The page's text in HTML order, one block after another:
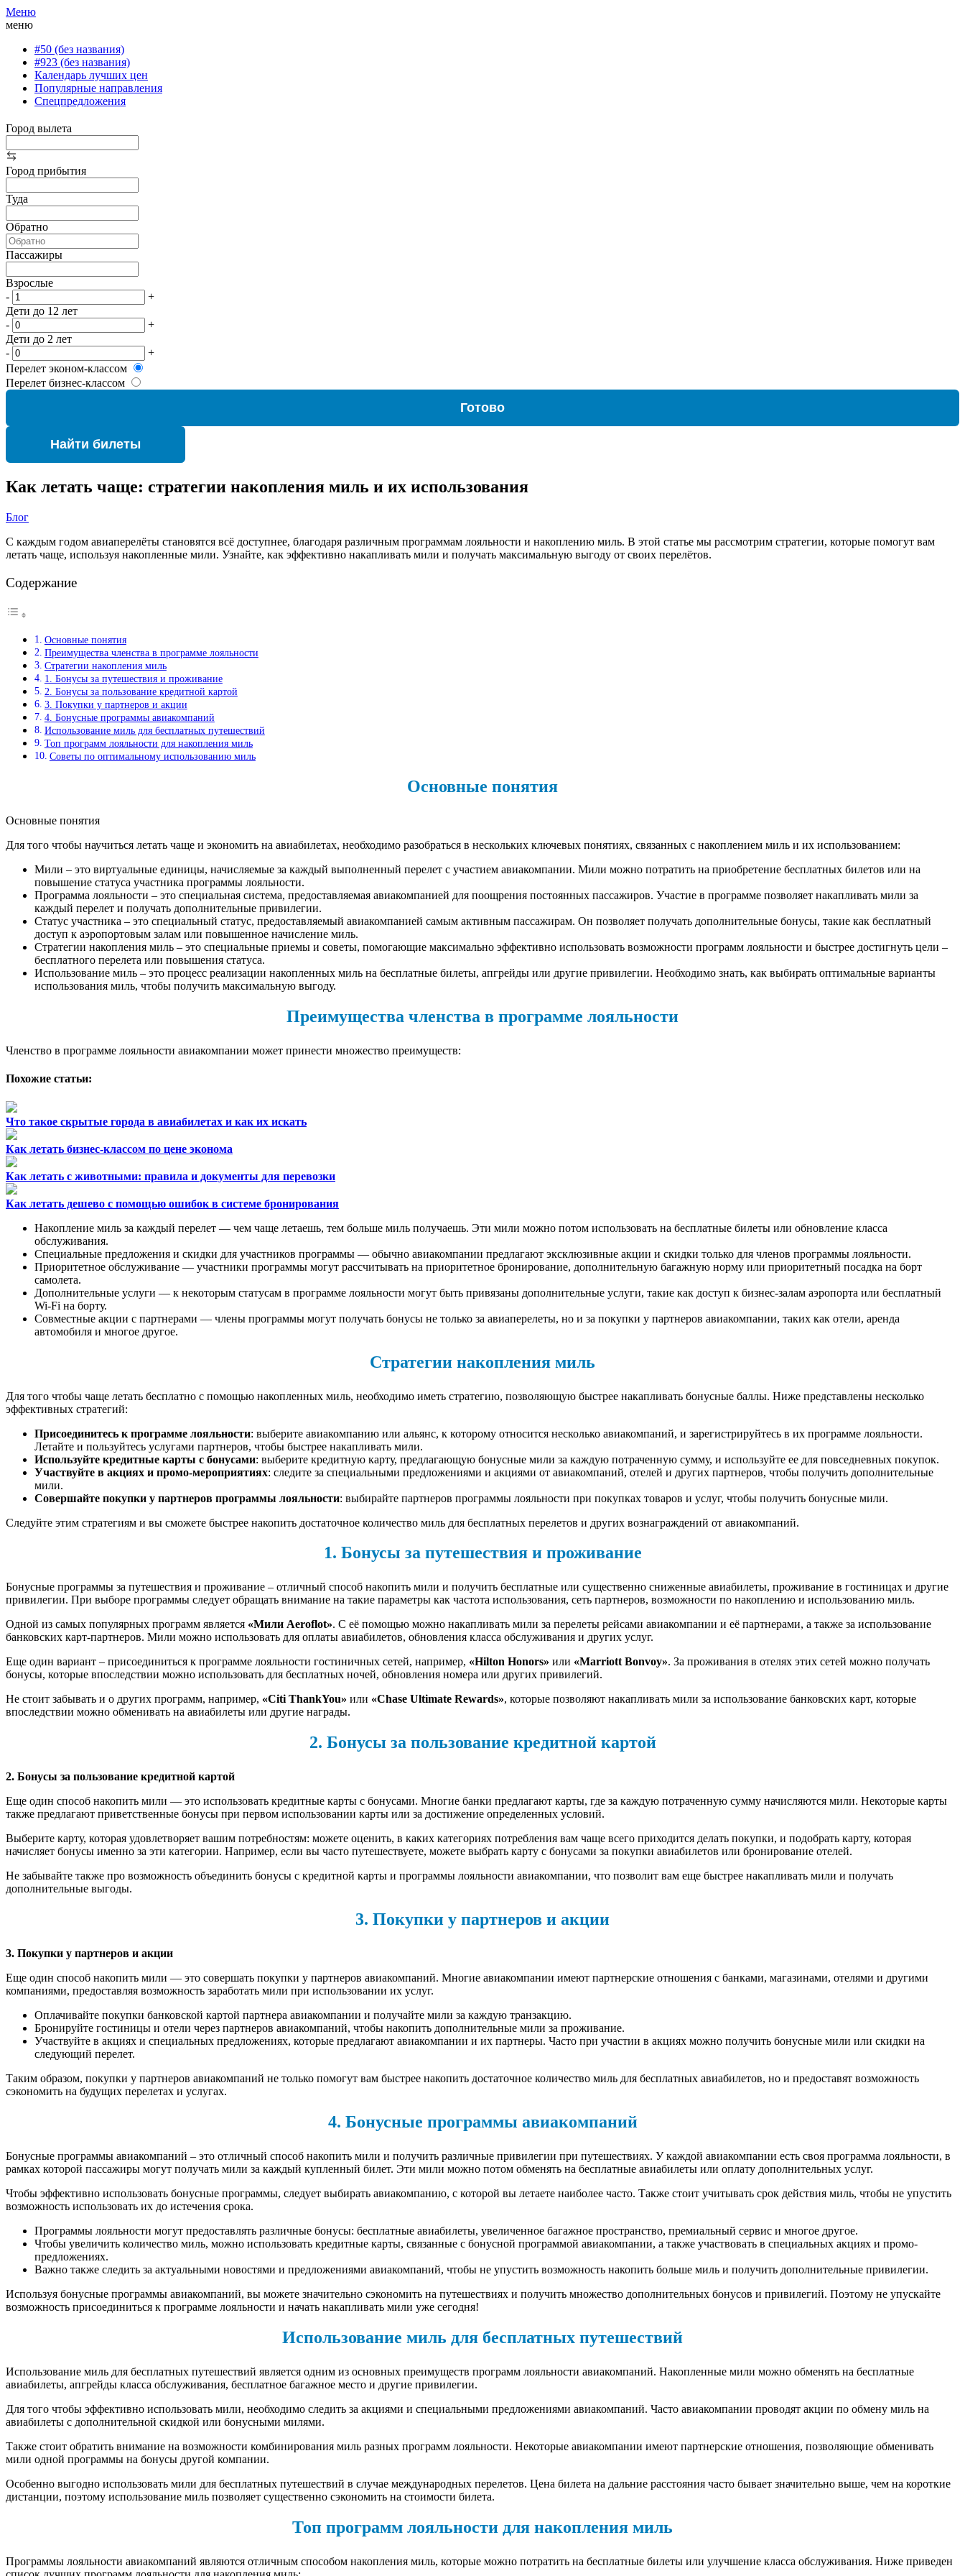
Меню
меню
#50 (без названия)
#923 (без названия)
Календарь лучших цен
Популярные направления
Спецпредложения
Город вылета
Город прибытия
Туда
Обратно
Пассажиры
Взрослые
-
+
Дети до 12 лет
-
+
Дети до 2 лет
-
+
Перелет эконом-классом
Перелет бизнес-классом
Готово
Найти билеты
Как летать чаще: стратегии накопления миль и их использования
Блог
С каждым годом авиаперелёты становятся всё доступнее, благодаря различным программам лояльности и накоплению миль. В этой статье мы рассмотрим стратегии, которые помогут вам
летать чаще, используя накопленные мили. Узнайте, как эффективно накапливать мили и получать максимальную выгоду от своих перелётов.
Содержание
Основные понятия
Преимущества членства в программе лояльности
Стратегии накопления миль
1. Бонусы за путешествия и проживание
2. Бонусы за пользование кредитной картой
3. Покупки у партнеров и акции
4. Бонусные программы авиакомпаний
Использование миль для бесплатных путешествий
Топ программ лояльности для накопления миль
Советы по оптимальному использованию миль
Основные понятия
Основные понятия
Для того чтобы научиться летать чаще и экономить на авиабилетах, необходимо разобраться в нескольких ключевых понятиях, связанных с накоплением миль и их использованием:
Мили – это виртуальные единицы, начисляемые за каждый выполненный перелет с участием авиакомпании. Мили можно потратить на приобретение бесплатных билетов или на
повышение статуса участника программы лояльности.
Программа лояльности – это специальная система, предоставляемая авиакомпанией для поощрения постоянных пассажиров. Участие в программе позволяет накапливать мили за
каждый перелет и получать дополнительные привилегии.
Статус участника – это специальный статус, предоставляемый авиакомпанией самым активным пассажирам. Он позволяет получать дополнительные бонусы, такие как бесплатный
доступ к аэропортовым залам или повышенное начисление миль.
Стратегии накопления миль – это специальные приемы и советы, помогающие максимально эффективно использовать возможности программ лояльности и быстрее достигнуть цели –
бесплатного перелета или повышения статуса.
Использование миль – это процесс реализации накопленных миль на бесплатные билеты, апгрейды или другие привилегии. Необходимо знать, как выбирать оптимальные варианты
использования миль, чтобы получить максимальную выгоду.
Преимущества членства в программе лояльности
Членство в программе лояльности авиакомпании может принести множество преимуществ:
Похожие статьи:
Что такое скрытые города в авиабилетах и как их искать
Как летать бизнес-классом по цене эконома
Как летать с животными: правила и документы для перевозки
Как летать дешево с помощью ошибок в системе бронирования
Накопление миль за каждый перелет — чем чаще летаешь, тем больше миль получаешь. Эти мили можно потом использовать на бесплатные билеты или обновление класса
обслуживания.
Специальные предложения и скидки для участников программы — обычно авиакомпании предлагают эксклюзивные акции и скидки только для членов программы лояльности.
Приоритетное обслуживание — участники программы могут рассчитывать на приоритетное бронирование, дополнительную багажную норму или приоритетный посадка на борт
самолета.
Дополнительные услуги — к некоторым статусам в программе лояльности могут быть привязаны дополнительные услуги, такие как доступ к бизнес-залам аэропорта или бесплатный
Wi-Fi на борту.
Совместные акции с партнерами — члены программы могут получать бонусы не только за авиаперелеты, но и за покупки у партнеров авиакомпании, таких как отели, аренда
автомобиля и многое другое.
Стратегии накопления миль
Для того чтобы чаще летать бесплатно с помощью накопленных миль, необходимо иметь стратегию, позволяющую быстрее накапливать бонусные баллы. Ниже представлены несколько
эффективных стратегий:
Присоединитесь к программе лояльности: выберите авиакомпанию или альянс, к которому относится несколько авиакомпаний, и зарегистрируйтесь в их программе лояльности.
Летайте и пользуйтесь услугами партнеров, чтобы быстрее накапливать мили.
Используйте кредитные карты с бонусами: выберите кредитную карту, предлагающую бонусные мили за каждую потраченную сумму, и используйте ее для повседневных покупок.
Участвуйте в акциях и промо-мероприятиях: следите за специальными предложениями и акциями от авиакомпаний, отелей и других партнеров, чтобы получить дополнительные
мили.
Совершайте покупки у партнеров программы лояльности: выбирайте партнеров программы лояльности при покупках товаров и услуг, чтобы получить бонусные мили.
Следуйте этим стратегиям и вы сможете быстрее накопить достаточное количество миль для бесплатных перелетов и других вознаграждений от авиакомпаний.
1. Бонусы за путешествия и проживание
Бонусные программы за путешествия и проживание – отличный способ накопить мили и получить бесплатные или существенно сниженные авиабилеты, проживание в гостиницах и другие
привилегии. При выборе программы следует обращать внимание на такие параметры как частота использования, сеть партнеров, возможности по накоплению и использованию миль.
Одной из самых популярных программ является «Мили Aeroflot». С её помощью можно накапливать мили за перелеты рейсами авиакомпании и её партнерами, а также за использование
банковских карт-партнеров. Мили можно использовать для оплаты авиабилетов, обновления класса обслуживания и других услуг.
Еще один вариант – присоединиться к программе лояльности гостиничных сетей, например, «Hilton Honors» или «Marriott Bonvoy». За проживания в отелях этих сетей можно получать
бонусы, которые впоследствии можно использовать для бесплатных ночей, обновления номера или других привилегий.
Не стоит забывать и о других программ, например, «Citi ThankYou» или «Chase Ultimate Rewards», которые позволяют накапливать мили за использование банковских карт, которые
впоследствии можно обменивать на авиабилеты или другие награды.
2. Бонусы за пользование кредитной картой
2. Бонусы за пользование кредитной картой
Еще один способ накопить мили — это использовать кредитные карты с бонусами. Многие банки предлагают карты, где за каждую потраченную сумму начисляются мили. Некоторые карты
также предлагают приветственные бонусы при первом использовании карты или за достижение определенных условий.
Выберите карту, которая удовлетворяет вашим потребностям: можете оценить, в каких категориях потребления вам чаще всего приходится делать покупки, и подобрать карту, которая
начисляет бонусы именно за эти категории. Например, если вы часто путешествуете, можете выбрать карту с бонусами за покупки авиабилетов или бронирование отелей.
Не забывайте также про возможность объединить бонусы с кредитной карты и программы лояльности авиакомпании, что позволит вам еще быстрее накапливать мили и получать
дополнительные выгоды.
3. Покупки у партнеров и акции
3. Покупки у партнеров и акции
Еще один способ накопить мили — это совершать покупки у партнеров авиакомпаний. Многие авиакомпании имеют партнерские отношения с банками, магазинами, отелями и другими
компаниями, предоставляя возможность заработать мили при использовании их услуг.
Оплачивайте покупки банковской картой партнера авиакомпании и получайте мили за каждую транзакцию.
Бронируйте гостиницы и отели через партнеров авиакомпаний, чтобы накопить дополнительные мили за проживание.
Участвуйте в акциях и специальных предложениях, которые предлагают авиакомпании и их партнеры. Часто при участии в акциях можно получить бонусные мили или скидки на
следующий перелет.
Таким образом, покупки у партнеров авиакомпаний не только помогут вам быстрее накопить достаточное количество миль для бесплатных авиабилетов, но и предоставят возможность
сэкономить на будущих перелетах и услугах.
4. Бонусные программы авиакомпаний
Бонусные программы авиакомпаний – это отличный способ накопить мили и получить различные привилегии при путешествиях. У каждой авиакомпании есть своя программа лояльности, в
рамках которой пассажиры могут получать мили за каждый купленный билет. Эти мили можно потом обменять на бесплатные авиабилеты или оплату дополнительных услуг.
Чтобы эффективно использовать бонусные программы, следует выбирать авиакомпанию, с которой вы летаете наиболее часто. Также стоит учитывать срок действия миль, чтобы не упустить
возможность использовать их до истечения срока.
Программы лояльности могут предоставлять различные бонусы: бесплатные авиабилеты, увеличенное багажное пространство, премиальный сервис и многое другое.
Чтобы увеличить количество миль, можно использовать кредитные карты, связанные с бонусной программой авиакомпании, а также участвовать в специальных акциях и промо-
предложениях.
Важно также следить за актуальными новостями и предложениями авиакомпаний, чтобы не упустить возможность накопить больше миль и получить дополнительные привилегии.
Используя бонусные программы авиакомпаний, вы можете значительно сэкономить на путешествиях и получить множество дополнительных бонусов и привилегий. Поэтому не упускайте
возможность присоединиться к программе лояльности и начать накапливать мили уже сегодня!
Использование миль для бесплатных путешествий
Использование миль для бесплатных путешествий является одним из основных преимуществ программ лояльности авиакомпаний. Накопленные мили можно обменять на бесплатные
авиабилеты, апгрейды класса обслуживания, бесплатное багажное место и другие привилегии.
Для того чтобы эффективно использовать мили, необходимо следить за акциями и специальными предложениями авиакомпаний. Часто авиакомпании проводят акции по обмену миль на
авиабилеты с дополнительной скидкой или бонусными милями.
Также стоит обратить внимание на возможности комбинирования миль разных программ лояльности. Некоторые авиакомпании имеют партнерские отношения, позволяющие обменивать
мили одной программы на бонусы другой компании.
Особенно выгодно использовать мили для бесплатных путешествий в случае международных перелетов. Цена билета на дальние расстояния часто бывает значительно выше, чем на короткие
дистанции, поэтому использование миль позволяет существенно сэкономить на стоимости билета.
Топ программ лояльности для накопления миль
Программы лояльности авиакомпаний являются отличным способом накопления миль, которые можно потратить на бесплатные билеты или улучшение класса обслуживания. Ниже приведен